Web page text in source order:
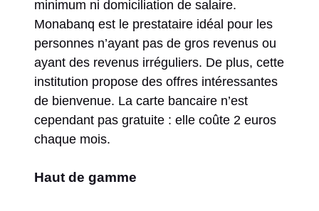
minimum ni domiciliation de salaire.
Monabanq est le prestataire idéal pour les
personnes n’ayant pas de gros revenus ou
ayant des revenus irréguliers. De plus, cette
institution propose des offres intéressantes
de bienvenue. La carte bancaire n’est
cependant pas gratuite : elle coûte 2 euros
chaque mois.
Haut de gamme